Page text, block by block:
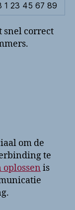
1 23 45 67 89
snel correct
om de
te
is